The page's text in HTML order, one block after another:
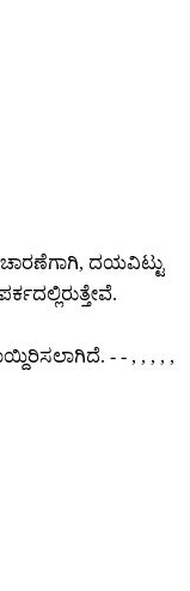
ದಯವಿಟ್ಟು
- - , , , , ,